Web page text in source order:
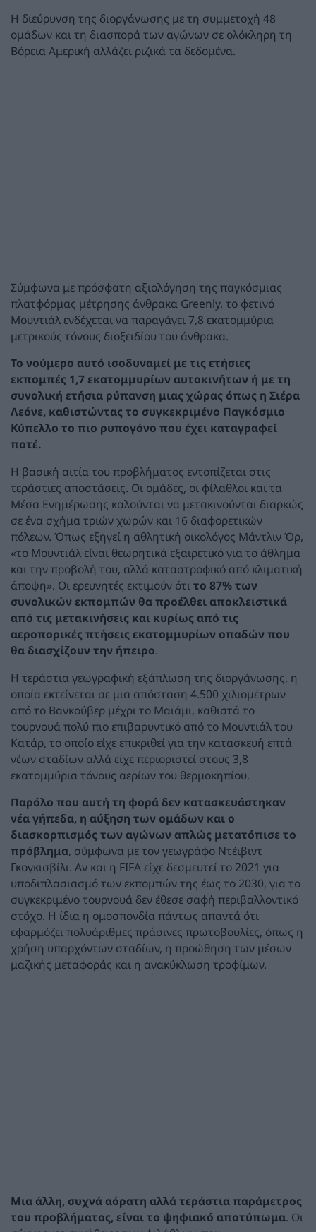
Η διεύρυνση της διοργάνωσης με τη συμμετοχή 48
ομάδων και τη διασπορά των αγώνων σε ολόκληρη τη
Βόρεια Αμερική αλλάζει ριζικά τα δεδομένα.
Σύμφωνα με πρόσφατη αξιολόγηση της παγκόσμιας
πλατφόρμας μέτρησης άνθρακα Greenly, το φετινό
Μουντιάλ ενδέχεται να παραγάγει 7,8 εκατομμύρια
μετρικούς τόνους διοξειδίου του άνθρακα.
Το νούμερο αυτό ισοδυναμεί με τις ετήσιες
εκπομπές 1,7 εκατομμυρίων αυτοκινήτων ή με τη
συνολική ετήσια ρύπανση μιας χώρας όπως η Σιέρα
Λεόνε, καθιστώντας το συγκεκριμένο Παγκόσμιο
Κύπελλο το πιο ρυπογόνο που έχει καταγραφεί
ποτέ.
Η βασική αιτία του προβλήματος εντοπίζεται στις
τεράστιες αποστάσεις. Οι ομάδες, οι φίλαθλοι και τα
Μέσα Ενημέρωσης καλούνται να μετακινούνται διαρκώς
σε ένα σχήμα τριών χωρών και 16 διαφορετικών
πόλεων. Όπως εξηγεί η αθλητική οικολόγος Μάντλιν Όρ,
«το Μουντιάλ είναι θεωρητικά εξαιρετικό για το άθλημα
και την προβολή του, αλλά καταστροφικό από κλιματική
άποψη». Οι ερευνητές εκτιμούν ότιτο 87% των
συνολικών εκπομπών θα προέλθει αποκλειστικά
από τις μετακινήσεις και κυρίως από τις
αεροπορικές πτήσεις εκατομμυρίων οπαδών που
θα διασχίζουν την ήπειρο.
Η τεράστια γεωγραφική εξάπλωση της διοργάνωσης, η
οποία εκτείνεται σε μια απόσταση 4.500 χιλιομέτρων
από το Βανκούβερ μέχρι το Μαϊάμι, καθιστά το
τουρνουά πολύ πιο επιβαρυντικό από το Μουντιάλ του
Κατάρ, το οποίο είχε επικριθεί για την κατασκευή επτά
νέων σταδίων αλλά είχε περιοριστεί στους 3,8
εκατομμύρια τόνους αερίων του θερμοκηπίου.
Παρόλο που αυτή τη φορά δεν κατασκευάστηκαν
νέα γήπεδα, η αύξηση των ομάδων και ο
διασκορπισμός των αγώνων απλώς μετατόπισε το
πρόβλημα, σύμφωνα με τον γεωγράφο Ντέιβιντ
Γκογκισβίλι. Αν και η FIFA είχε δεσμευτεί το 2021 για
υποδιπλασιασμό των εκπομπών της έως το 2030, για το
συγκεκριμένο τουρνουά δεν έθεσε σαφή περιβαλλοντικό
στόχο. Η ίδια η ομοσπονδία πάντως απαντά ότι
εφαρμόζει πολυάριθμες πράσινες πρωτοβουλίες, όπως η
χρήση υπαρχόντων σταδίων, η προώθηση των μέσων
μαζικής μεταφοράς και η ανακύκλωση τροφίμων.
Μια άλλη, συχνά αόρατη αλλά τεράστια παράμετρος
του προβλήματος, είναι το ψηφιακό αποτύπωμα. Οι